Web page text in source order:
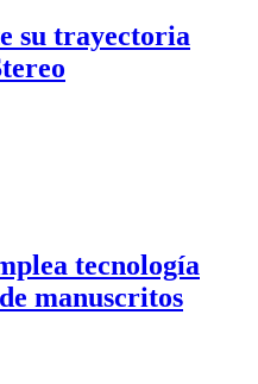
su trayectoria
tecnología
manuscritos